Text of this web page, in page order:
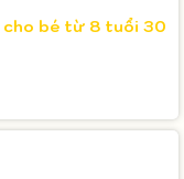
cho bé từ 8 tuổi 30